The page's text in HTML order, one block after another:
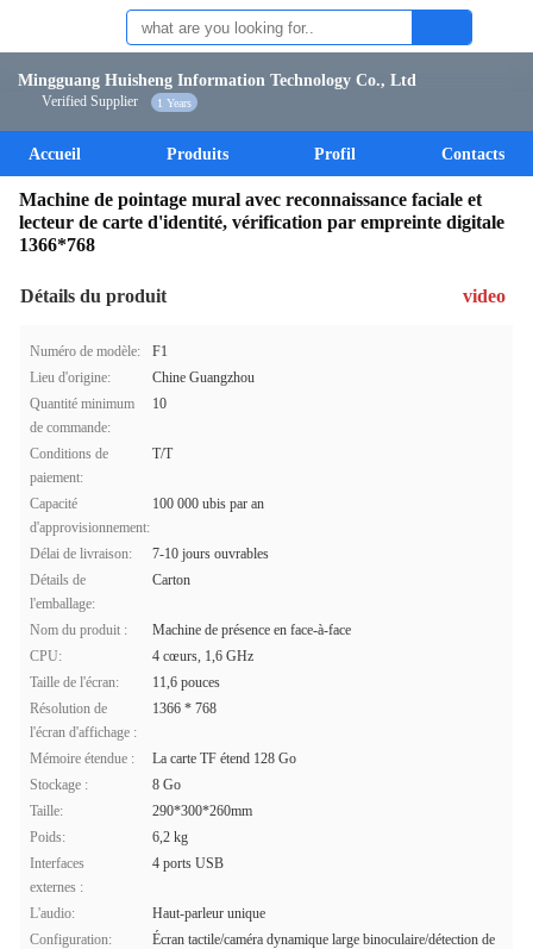
Mingguang Huisheng Information Technology Co., Ltd
Verified Supplier 1 Years
Accueil Produits Profil Contacts
Machine de pointage mural avec reconnaissance faciale et
lecteur de carte d'identité, vérification par empreinte digitale
1366*768
Détails du produit video
Numéro de modèle:
F1
Lieu d'origine:
Chine Guangzhou
Quantité minimum
de commande:
10
Conditions de
paiement:
T/T
Capacité
d'approvisionnement:
100 000 ubis par an
Délai de livraison:
7-10 jours ouvrables
Détails de
l'emballage:
Carton
Nom du produit :
Machine de présence en face-à-face
CPU:
4 cœurs, 1,6 GHz
Taille de l'écran:
11,6 pouces
Résolution de
l'écran d'affichage :
1366 * 768
Mémoire étendue :
La carte TF étend 128 Go
Stockage :
8 Go
Taille:
290*300*260mm
Poids:
6,2 kg
Interfaces
externes :
4 ports USB
L'audio:
Haut-parleur unique
Configuration:
Écran tactile/caméra dynamique large binoculaire/détection de